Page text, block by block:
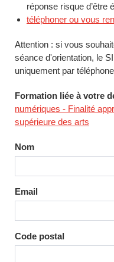
réponse risque d’être
téléphoner ou vous
Attention : si vous
séance d'orientation, le
uniquement par
Formation liée à votre
numériques - Finalité
supérieure des arts
Nom
Email
Code postal